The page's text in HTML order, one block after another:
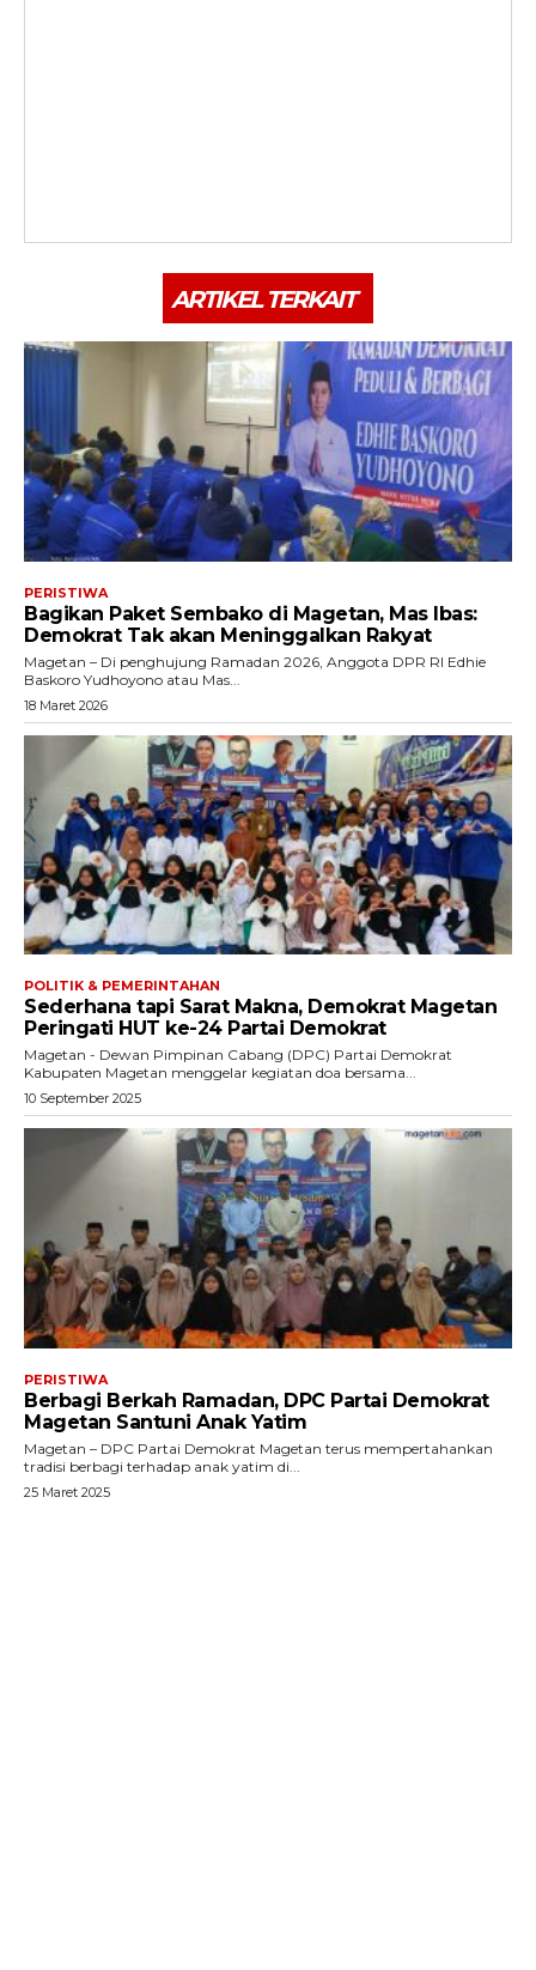
ARTIKEL TERKAIT
PERISTIWA
Bagikan Paket Sembako di Magetan, Mas Ibas:
Demokrat Tak akan Meninggalkan Rakyat
Magetan – Di penghujung Ramadan 2026, Anggota DPR RI Edhie
Baskoro Yudhoyono atau Mas...
18 Maret 2026
POLITIK & PEMERINTAHAN
Sederhana tapi Sarat Makna, Demokrat Magetan
Peringati HUT ke-24 Partai Demokrat
Magetan - Dewan Pimpinan Cabang (DPC) Partai Demokrat
Kabupaten Magetan menggelar kegiatan doa bersama...
10 September 2025
PERISTIWA
Berbagi Berkah Ramadan, DPC Partai Demokrat
Magetan Santuni Anak Yatim
Magetan – DPC Partai Demokrat Magetan terus mempertahankan
tradisi berbagi terhadap anak yatim di...
25 Maret 2025